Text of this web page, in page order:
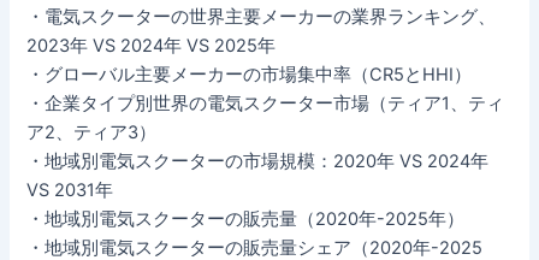
・電気スクーターの世界主要メーカーの業界ランキング、
2023年 VS 2024年 VS 2025年
・グローバル主要メーカーの市場集中率（CR5とHHI）
・企業タイプ別世界の電気スクーター市場（ティア1、ティ
ア2、ティア3）
・地域別電気スクーターの市場規模：2020年 VS 2024年
VS 2031年
・地域別電気スクーターの販売量（2020年-2025年）
・地域別電気スクーターの販売量シェア（2020年-2025